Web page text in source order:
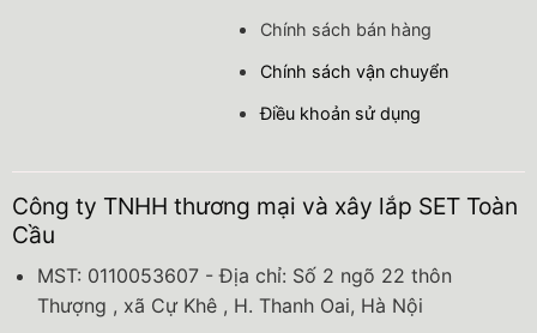
Chính sách bán hàng
Chính sách vận chuyển
Điều khoản sử dụng
Công ty TNHH thương mại và xây lắp SET Toàn
Cầu
MST: 0110053607 - Địa chỉ: Số 2 ngõ 22 thôn
Thượng , xã Cự Khê , H. Thanh Oai, Hà Nội